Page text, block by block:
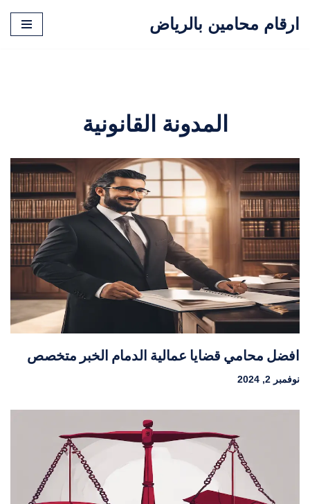
تخطى
ارقام محامين بالرياض
المدونة القانونية
افضل محامي قضايا عمالية الدمام الخبر متخصص
نوفمبر 2, 2024